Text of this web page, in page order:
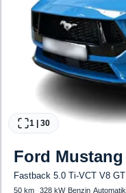
1 30
Ford Mustang
Fastback 5.0 Ti-VCT V8 GT
50 km· ·328 kW· Benzin·Automatik